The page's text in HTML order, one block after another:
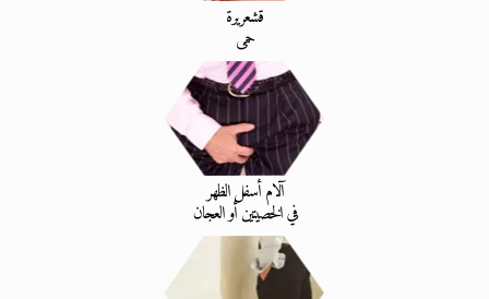
قشعريرة
حمى
آلام أسفل الظهر
في الخصيتين أو العجان